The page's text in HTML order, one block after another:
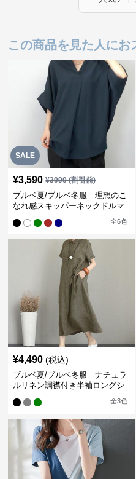
この商品を見た人にお
SALE
¥3,590 ¥3990(割引前)
ブルベ夏/ブルベ冬服 理想のこ
なれ感スキッパーネックドルマ
全6色
¥4,490 (税込)
ブルベ夏/ブルベ冬服 ナチュラ
ルリネン調襟付き半袖ロングシ
全3色